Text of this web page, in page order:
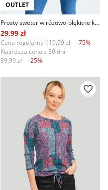
OUTLET
Prosty sweter w różowo-błękitne kwiaty
29,99 zł
Cena regularna 119,99 zł
-75%
Najniższa cena z 30 dni
39,99 zł
-25%